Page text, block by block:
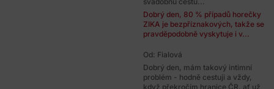
Dobrý den, 80 % případů horečky
ZIKA je bezpříznakových, takže se
pravděpodobně vyskytuje i v...
Od: Fialová
Dobrý den, mám takový intimní
problém - hodně cestuji a vždy,
když překročím hranice ČR, ať už